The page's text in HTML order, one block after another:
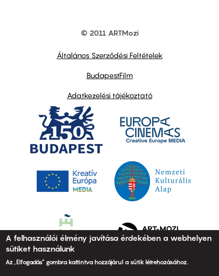
© 2011 ARTMozi
Általános Szerződési Feltételek
BudapestFilm
Adatkezelési tájékoztató
A felhasználói élmény javítása érdekében a webhelyen
sütiket használunk
Az „Elfogadás” gombra kattintva hozzájárul a sütik létrehozásához.